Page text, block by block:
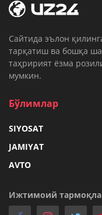
Cайтида эълон
тарқатиш ва бошқа
таҳририят ёзма
мумкин.
Бўлимлар
SIYOSAT
JAMIYAT
AVTO
Ижтимоий